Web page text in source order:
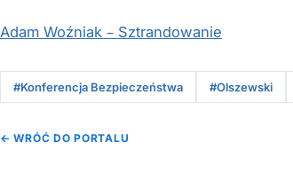
Adam Woźniak – Sztrandowanie
#Konferencja Bezpieczeństwa #Olszewski
← WRÓĆ DO PORTALU